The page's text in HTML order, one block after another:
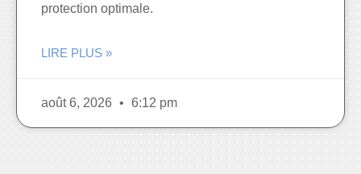
protection optimale.
LIRE PLUS »
août 6, 2026 6:12 pm